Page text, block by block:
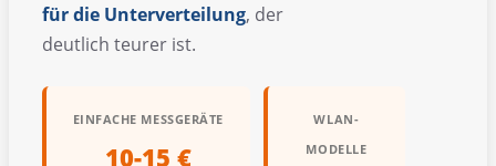
für die Unterverteilung, der
deutlich teurer ist.
EINFACHE MESSGERÄTE
10-15 €
WLAN-
MODELLE